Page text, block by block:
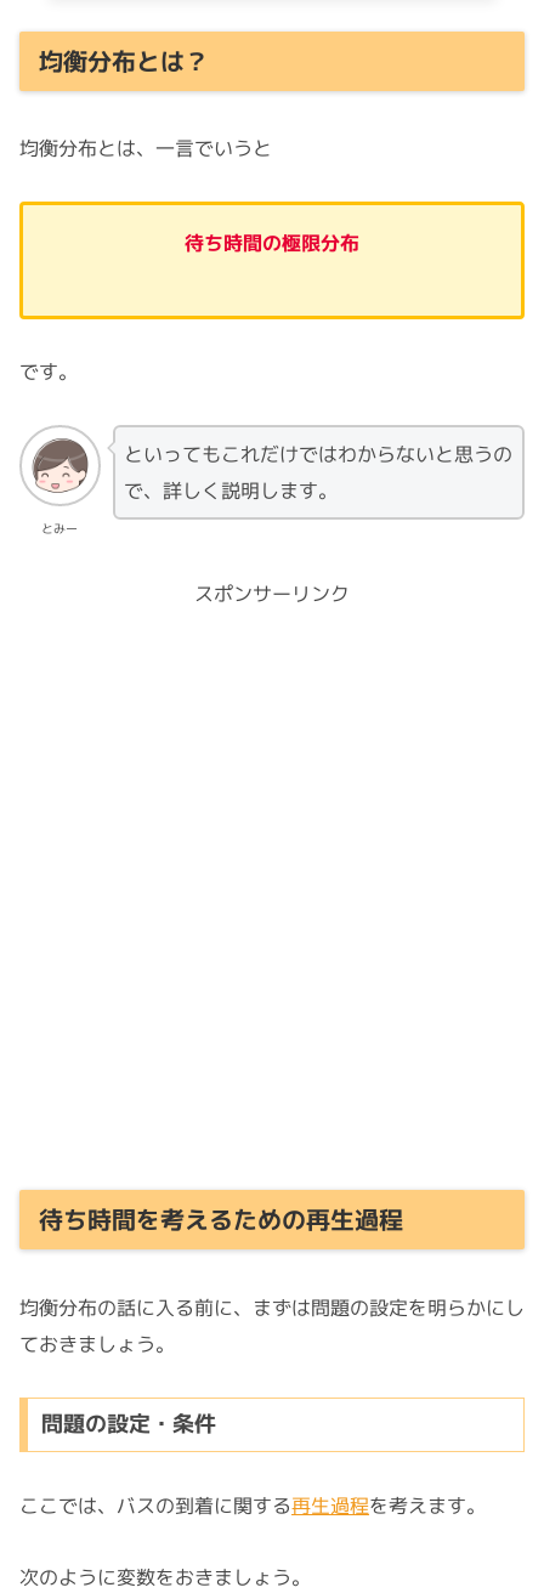
均衡分布とは？
均衡分布とは、一言でいうと
待ち時間の極限分布
です。
とみー
といってもこれだけではわからないと思うの
で、詳しく説明します。
スポンサーリンク
待ち時間を考えるための再生過程
均衡分布の話に入る前に、まずは問題の設定を明らかにし
ておきましょう。
問題の設定・条件
ここでは、バスの到着に関する再生過程を考えます。
次のように変数をおきましょう。